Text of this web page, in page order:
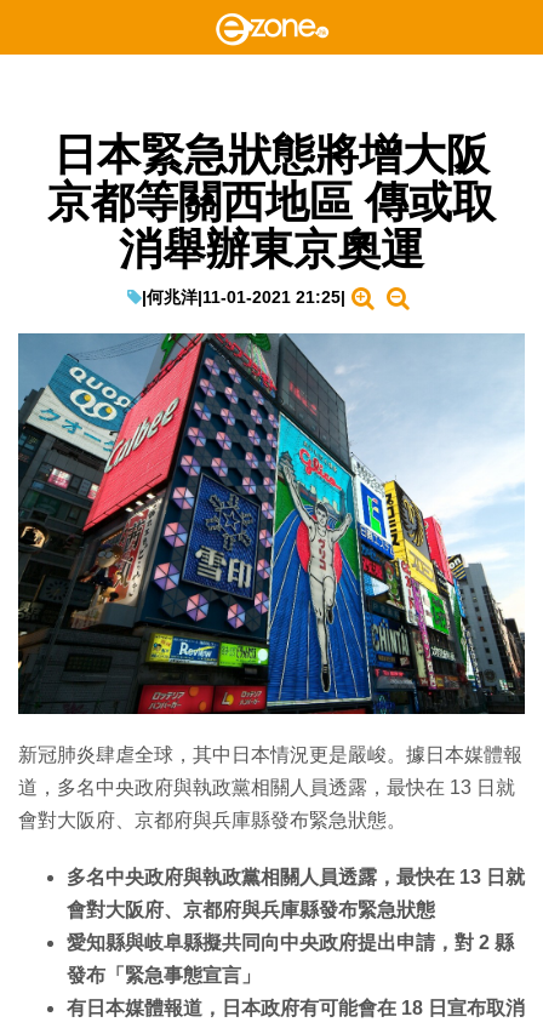
日本緊急狀態將增大阪
京都等關西地區 傳或取
消舉辦東京奧運
|何兆洋|11-01-2021 21:25|
新冠肺炎肆虐全球，其中日本情況更是嚴峻。據日本媒體報
道，多名中央政府與執政黨相關人員透露，最快在 13 日就
會對大阪府、京都府與兵庫縣發布緊急狀態。
多名中央政府與執政黨相關人員透露，最快在 13 日就
會對大阪府、京都府與兵庫縣發布緊急狀態
愛知縣與岐阜縣擬共同向中央政府提出申請，對 2 縣
發布「緊急事態宣言」
有日本媒體報道，日本政府有可能會在 18 日宣布取消